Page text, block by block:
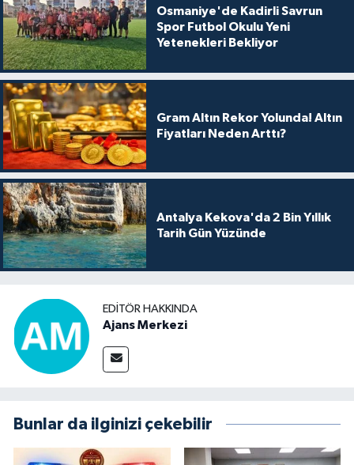
Osmaniye'de Kadirli Savrun
Spor Futbol Okulu Yeni
Yetenekleri Bekliyor
Gram Altın Rekor Yolunda! Altın
Fiyatları Neden Arttı?
Antalya Kekova'da 2 Bin Yıllık
Tarih Gün Yüzünde
EDITÖR HAKKINDA
Ajans Merkezi
Bunlar da ilginizi çekebilir